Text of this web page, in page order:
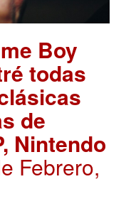
Boy
todas
de
Nintendo
Febrero,